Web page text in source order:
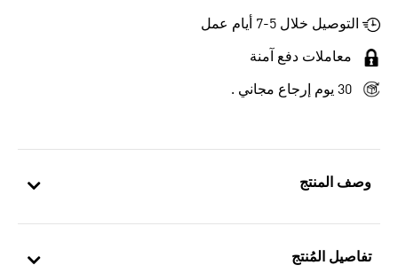
وصف المنتج
تفاصيل المُنتج
التوصيل خلال 5-7 أيام عمل
معاملات دفع آمنة